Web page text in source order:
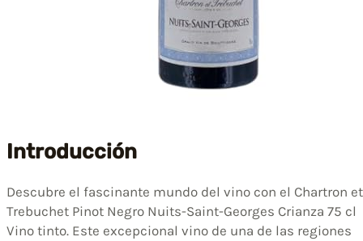
Introducción
Descubre el fascinante mundo del vino con el Chartron et
Trebuchet Pinot Negro Nuits-Saint-Georges Crianza 75 cl
Vino tinto. Este excepcional vino de una de las regiones